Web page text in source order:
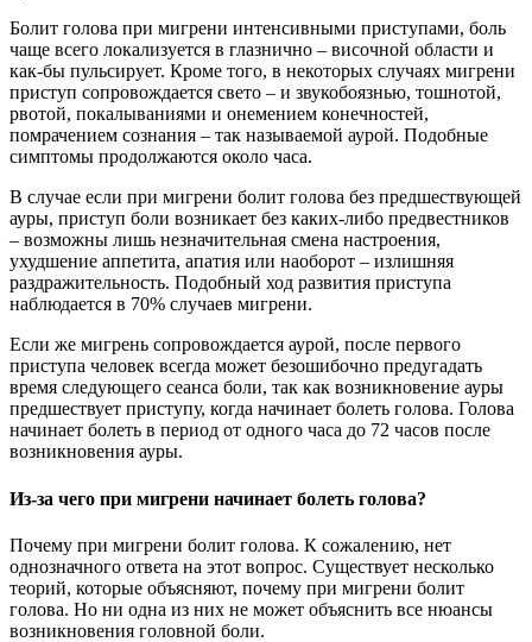
Болит голова при мигрени интенсивными приступами, боль
чаще всего локализуется в глазнично – височной области и
как-бы пульсирует. Кроме того, в некоторых случаях мигрени
приступ сопровождается свето – и звукобоязнью, тошнотой,
рвотой, покалываниями и онемением конечностей,
помрачением сознания – так называемой аурой. Подобные
симптомы продолжаются около часа.
В случае если при мигрени болит голова без предшествующей
ауры, приступ боли возникает без каких-либо предвестников
– возможны лишь незначительная смена настроения,
ухудшение аппетита, апатия или наоборот – излишняя
раздражительность. Подобный ход развития приступа
наблюдается в 70% случаев мигрени.
Если же мигрень сопровождается аурой, после первого
приступа человек всегда может безошибочно предугадать
время следующего сеанса боли, так как возникновение ауры
предшествует приступу, когда начинает болеть голова. Голова
начинает болеть в период от одного часа до 72 часов после
возникновения ауры.
Из-за чего при мигрени начинает болеть голова?
Почему при мигрени болит голова. К сожалению, нет
однозначного ответа на этот вопрос. Существует несколько
теорий, которые объясняют, почему при мигрени болит
голова. Но ни одна из них не может объяснить все нюансы
возникновения головной боли.